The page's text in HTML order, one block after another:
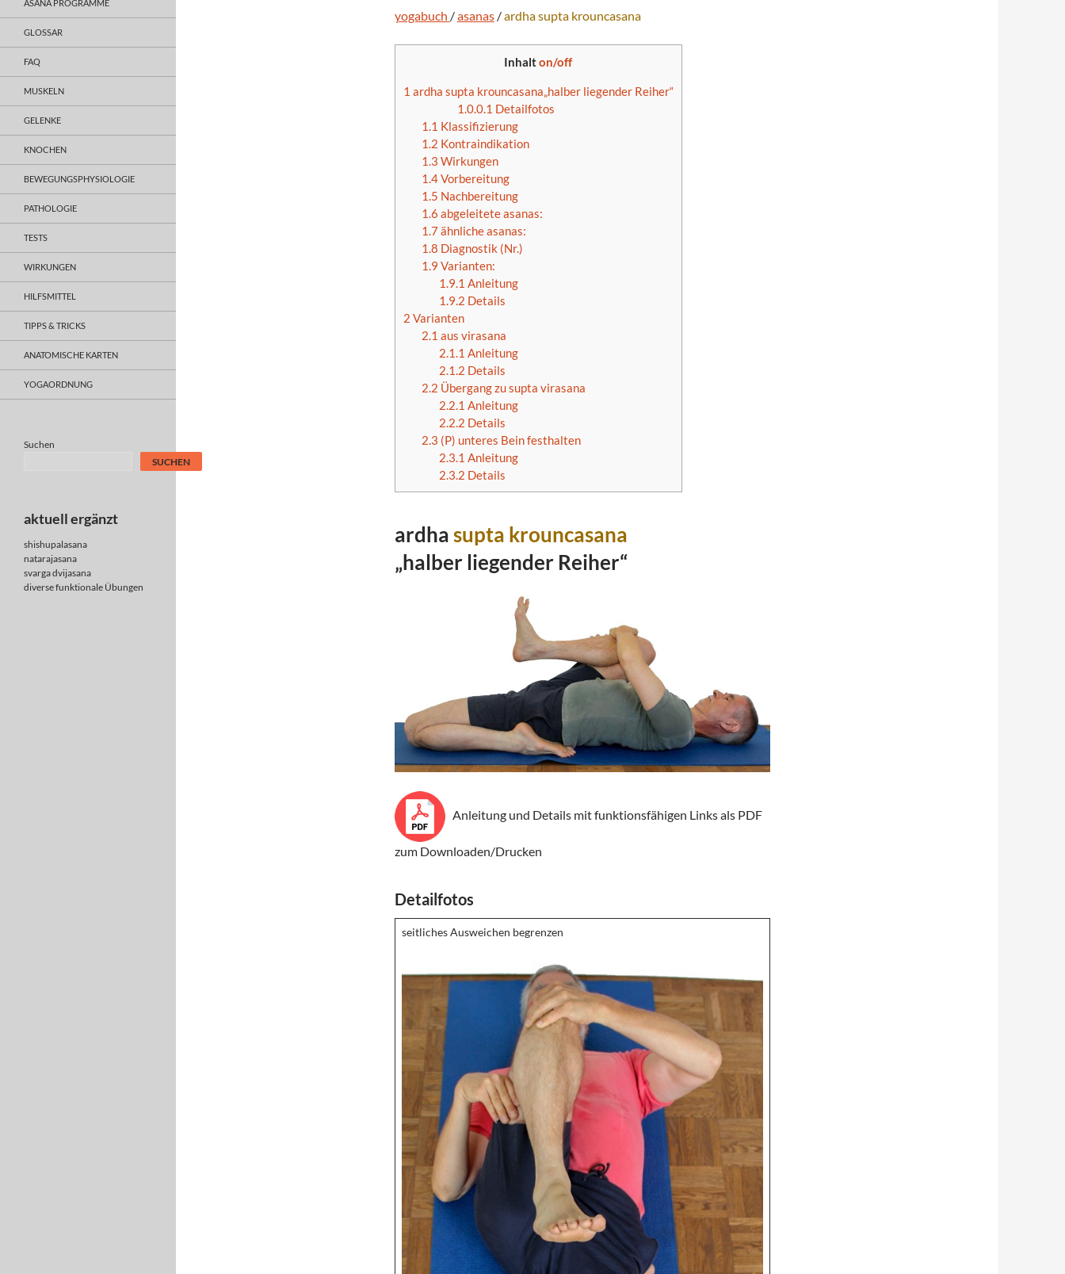
yogabuch /asanas/ardhasupta krouncasana
Inhalton/off
1 ardha supta krouncasana„halber liegender Reiher“
1.0.0.1 Detailfotos
1.1 Klassifizierung
1.2 Kontraindikation
1.3 Wirkungen
1.4Vorbereitung
1.5 Nachbereitung
1.6 abgeleitete asanas:
1.7ähnliche asanas:
1.8 Diagnostik (Nr.)
1.9 Varianten:
1.9.1 Anleitung
1.9.2 Details
2 Varianten
2.1 aus virasana
2.1.1 Anleitung
2.1.2 Details
2.2 Übergang zu supta virasana
2.2.1 Anleitung
2.2.2 Details
2.3 (P) unteres Bein festhalten
2.3.1 Anleitung
2.3.2 Details
ardhasupta krouncasana
„halber liegender Reiher“
Anleitung und Details mit funktionsfähigen Links als PDF
zum Downloaden/Drucken
Detailfotos
seitliches Ausweichen begrenzen
ASANA PROGRAMME
GLOSSAR
FAQ
MUSKELN
GELENKE
KNOCHEN
BEWEGUNGSPHYSIOLOGIE
PATHOLOGIE
TESTS
WIRKUNGEN
HILFSMITTEL
TIPPS & TRICKS
ANATOMISCHE KARTEN
YOGAORDNUNG
Suchen
SUCHEN
aktuell ergänzt
shishupalasana
natarajasana
svarga dvijasana
diversefunktionale Übungen